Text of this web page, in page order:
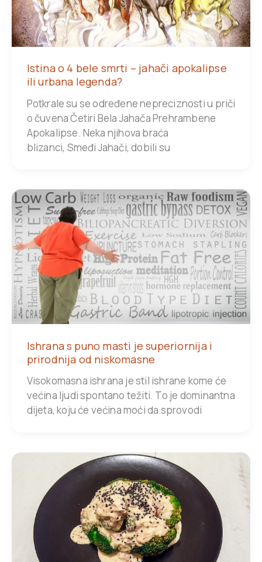
Istina o 4 bele smrti – jahači apokalipse
ili urbana legenda?
Potkrale su se određene nepreciznosti u priči
o čuvena Četiri Bela Jahača Prehrambene
Apokalipse. Neka njihova braća
blizanci, Smeđi Jahači, dobili su
Ishrana s puno masti je superiornija i
prirodnija od niskomasne
Visokomasna ishrana je stil ishrane kome će
većina ljudi spontano težiti. To je dominantna
dijeta, koju će većina moći da sprovodi